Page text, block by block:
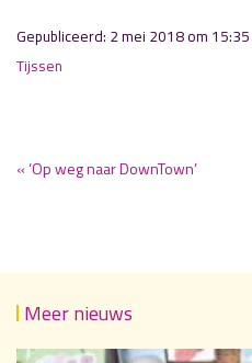
Gepubliceerd: 2 mei 2018 om
Tijssen
« ‘Op weg naar DownTown’
Meer nieuws